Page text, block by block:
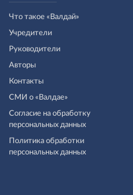
Что такое «Валдай»
Учредители
Руководители
Авторы
Контакты
СМИ о «Валдае»
Согласие на обработку
персональных данных
Политика обработки
персональных данных